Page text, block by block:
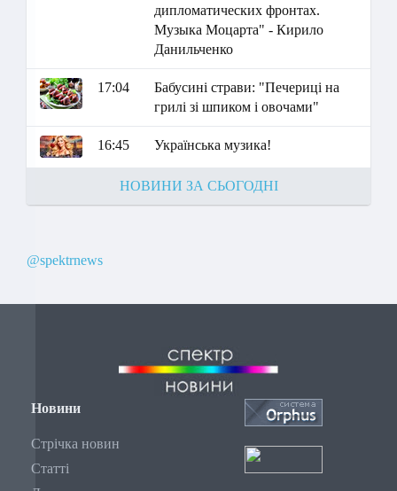
дипломатических фронтах.
Музыка Моцарта" - Кирило
Данильченко
17:04
Бабусині страви: "Печериці на
грилі зі шпиком і овочами"
16:45 Українська музика!
НОВИНИ ЗА СЬОГОДНІ
@spektrnews
Новини
Стрічка новин
Статті